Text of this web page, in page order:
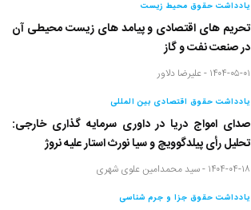
یادداشت حقوق محیط زیست
تحریم های اقتصادی و پیامد های زیست محیطی آن
در صنعت نفت و گاز
۱۴۰۴-۰۵-۰۱ - علیرضا دلاور
یادداشت حقوق اقتصادی بین المللی
صدای امواج دریا در داوری سرمایه گذاری خارجی:
تحلیل رأی پیلدگوویچ و سیا نورث استار علیه نروژ
۱۴۰۴-۰۴-۱۸ - سید محمدامین علوی شهری
یادداشت حقوق جزا و جرم شناسی